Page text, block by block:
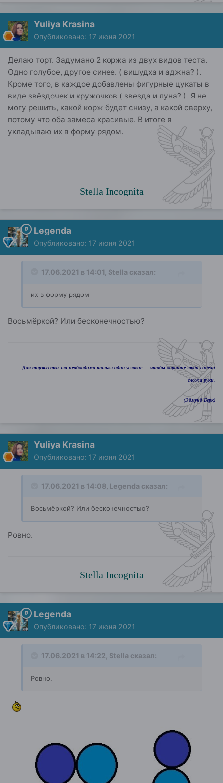
Yuliya Krasina
Опубликовано: 17 июня 2021
Делаю торт. Задумано 2 коржа из двух видов теста.
Одно голубое, другое синее. ( вишудха и аджна? ).
Кроме того, в каждое добавлены фигурные цукаты в
виде звёздочек и кружочков ( звезда и луна? ). Я не
могу решить, какой корж будет снизу, а какой сверху,
потому что оба замеса красивые. В итоге я
укладываю их в форму рядом.
Stella Incognita
Legenda
Опубликовано: 17 июня 2021
17.06.2021 в 14:01, Stella сказал:
их в форму рядом
Восьмёркой? Или бесконечностью?
Для торжества зла необходимо только одно условие — чтобы хорошие люди сидели
сложа руки.
(Эдмунд Берк)
Yuliya Krasina
Опубликовано: 17 июня 2021
17.06.2021 в 14:08, Legenda сказал:
Восьмёркой? Или бесконечностью?
Ровно.
Stella Incognita
Legenda
Опубликовано: 17 июня 2021
17.06.2021 в 14:22, Stella сказал:
Ровно.